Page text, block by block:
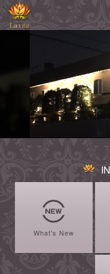
What's New